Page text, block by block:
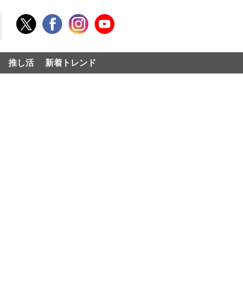
推し活 新着トレンド